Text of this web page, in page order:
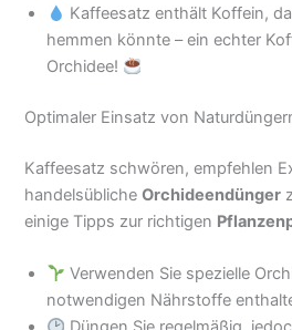
Kaffeesatz enthält Koffein,
hemmen könnte – ein echter
Orchidee!
Optimaler Einsatz von
Kaffeesatz schwören, empfehlen
handelsüblicheOrchideendünger
einige Tipps zur richtigen
Verwenden Sie spezielle
notwendigen Nährstoffe